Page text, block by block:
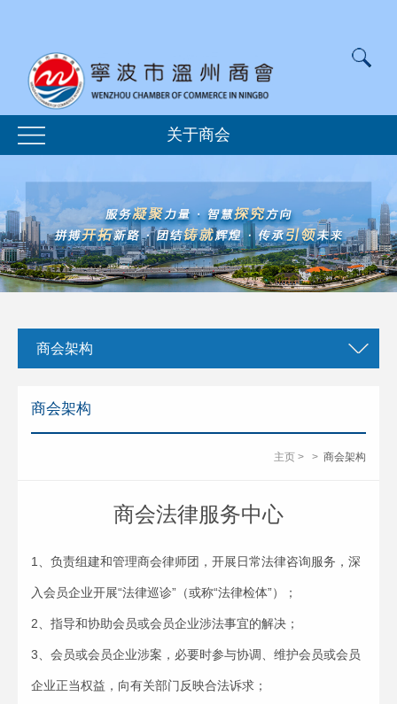
关于商会
商会架构
商会架构
主页 > > 商会架构
商会法律服务中心
1、负责组建和管理商会律师团，开展日常法律咨询服务，深
入会员企业开展“法律巡诊”（或称“法律检体”）；
2、指导和协助会员或会员企业涉法事宜的解决；
3、会员或会员企业涉案，必要时参与协调、维护会员或会员
企业正当权益，向有关部门反映合法诉求；